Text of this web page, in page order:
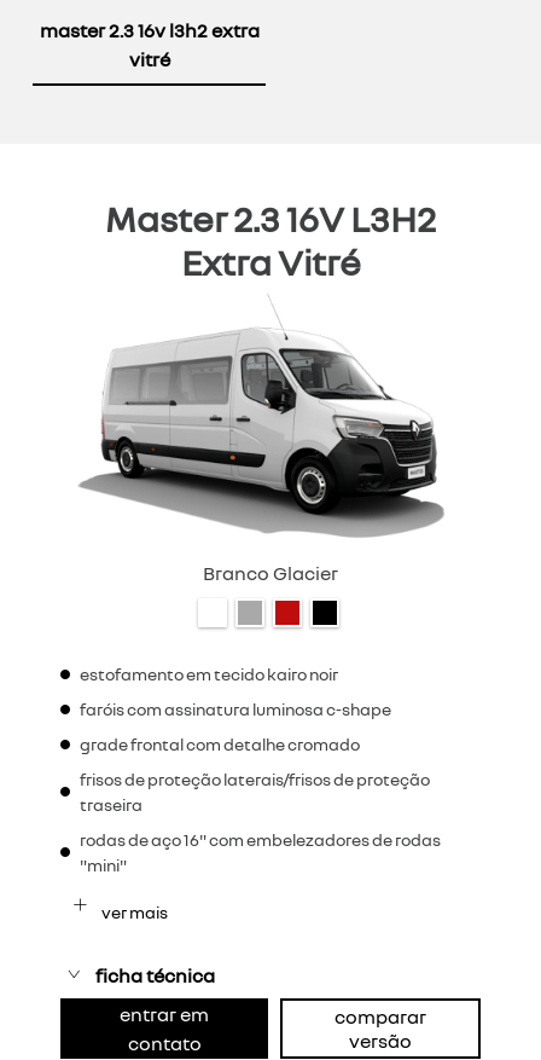
master 2.3 16v l3h2 extra
vitré
Master 2.3 16V L3H2
Extra Vitré
Branco Glacier
estofamento em tecido kairo noir
faróis com assinatura luminosa c-shape
grade frontal com detalhe cromado
frisos de proteção laterais/frisos de proteção
traseira
rodas de aço 16" com embelezadores de rodas
"mini"
ver mais
ficha técnica
entrar em
contato
comparar
versão